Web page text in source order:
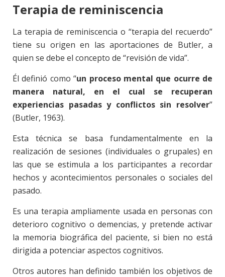
Terapia de reminiscencia
La terapia de reminiscencia o “terapia del recuerdo”
tiene su origen en las aportaciones de Butler, a
quien se debe el concepto de “revisión de vida”.
Él definió como “un proceso mental que ocurre de
manera natural, en el cual se recuperan
experiencias pasadas y conflictos sin resolver”
(Butler, 1963).
Esta técnica se basa fundamentalmente en la
realización de sesiones (individuales o grupales) en
las que se estimula a los participantes a recordar
hechos y acontecimientos personales o sociales del
pasado.
Es una terapia ampliamente usada en personas con
deterioro cognitivo o demencias, y pretende activar
la memoria biográfica del paciente, si bien no está
dirigida a potenciar aspectos cognitivos.
Otros autores han definido también los objetivos de